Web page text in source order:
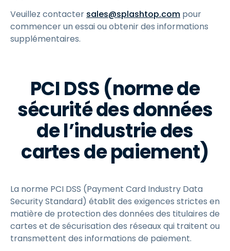
Veuillez contacter sales@splashtop.com pour
commencer un essai ou obtenir des informations
supplémentaires.
PCI DSS (norme de
sécurité des données
de l’industrie des
cartes de paiement)
La norme PCI DSS (Payment Card Industry Data
Security Standard) établit des exigences strictes en
matière de protection des données des titulaires de
cartes et de sécurisation des réseaux qui traitent ou
transmettent des informations de paiement.